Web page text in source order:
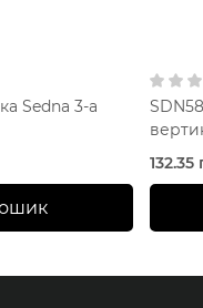
Sedna 3-а
132.35